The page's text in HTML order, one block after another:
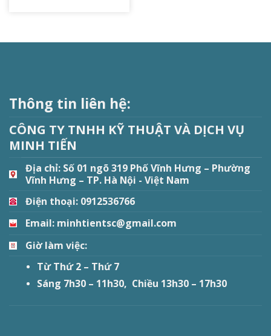
Thông tin liên hệ:
CÔNG TY TNHH KỸ THUẬT VÀ DỊCH VỤ
MINH TIẾN
Địa chỉ: Số 01 ngõ 319 Phố Vĩnh Hưng – Phường
Vĩnh Hưng – TP. Hà Nội - Việt Nam
Điện thoại: 0912536766
Email: minhtientsc@gmail.com
Giờ làm việc:
Từ Thứ 2 – Thứ 7
Sáng 7h30 – 11h30, Chiều 13h30 – 17h30